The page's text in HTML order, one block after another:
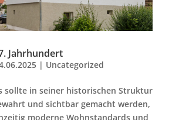
Jahrhundert
| Uncategorized
sollte in seiner historischen Struktur
und sichtbar gemacht werden,
moderne Wohnstandards und